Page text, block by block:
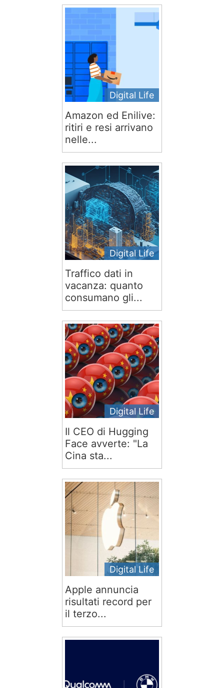
Digital Life
Amazon ed Enilive:
ritiri e resi arrivano
nelle...
Digital Life
Traffico dati in
vacanza: quanto
consumano gli...
Digital Life
Il CEO di Hugging
Face avverte: "La
Cina sta...
Digital Life
Apple annuncia
risultati record per
il terzo...